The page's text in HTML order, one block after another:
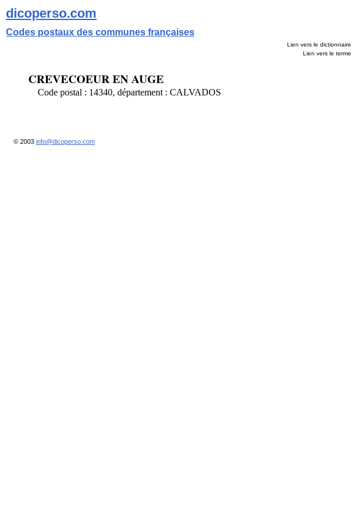
dicoperso.com
Codes postaux des communes françaises
Lien vers le dictionnaire
Lien vers le terme
CREVECOEUR EN AUGE
Code postal : 14340, département : CALVADOS
© 2003 info@dicoperso.com